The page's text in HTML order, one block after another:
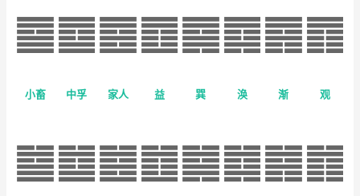
小畜 中孚 家人 益 巽 涣 渐 观